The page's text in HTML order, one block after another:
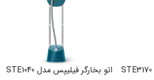
اتو بخارگر فیلیپس مدل STE1040